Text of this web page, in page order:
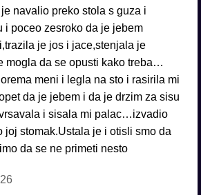
navalio preko stola s guza i
i poceo zesroko da je jebem
je jos i jace,stenjala je
mogla da se opusti kako treba…
meni i legla na sto i rasirila mi
da je jebem i da je drzim za sisu
i sisala mi palac…izvadio
joj stomak.Ustala je i otisli smo da
da se ne primeti nesto